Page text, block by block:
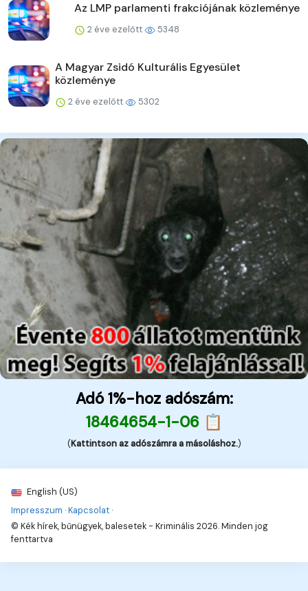
Az LMP parlamenti frakciójának közleménye
2 éve ezelőtt 5348
A Magyar Zsidó Kulturális Egyesület
közleménye
2 éve ezelőtt 5302
Adó 1%-hoz adószám:
18464654-1-06 📋
(Kattintson az adószámra a másoláshoz.)
English (US)
Impresszum ·Kapcsolat ·
© Kék hírek, bűnügyek, balesetek - Kriminális 2026. Minden jog
fenttartva